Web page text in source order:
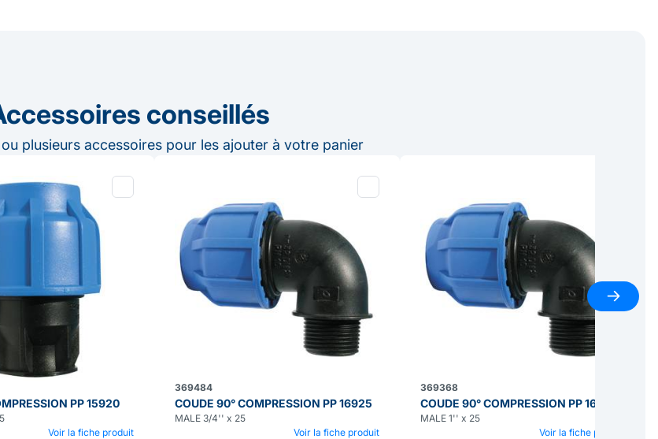
conseillés
plusieurs accessoires pour les ajouter à votre panier
PP 15920
Voir la fiche produit
369484
COUDE 90° COMPRESSION PP 16925
MALE 3/4'' x 25
Voir la fiche produit
369368
COUDE 90° COMPRESSION PP 16925
MALE 1'' x 25
Voir la fiche produit